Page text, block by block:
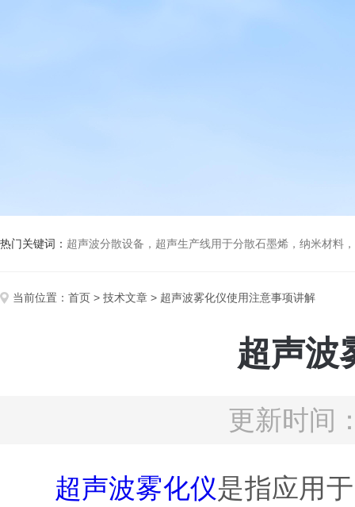
热门关键词： 超声波分散设备，超声生产线用于分散石墨烯，纳米材料，高分子材
当前位置： 首页 > 技术文章 > 超声波雾化仪使用注意事项讲解
超声波
更新时间
超声波雾化仪是指应用